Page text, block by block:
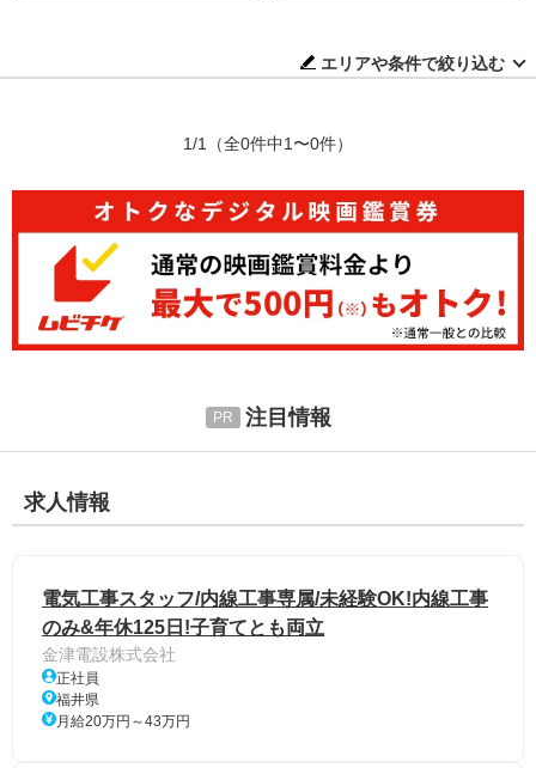
エリアや条件で絞り込む
1/1 （全0件中1〜0件）
注目情報
求人情報
電気工事スタッフ/内線工事専属/未経験OK!内線工事
のみ&年休125日!子育てとも両立
金津電設株式会社
正社員
福井県
月給20万円～43万円